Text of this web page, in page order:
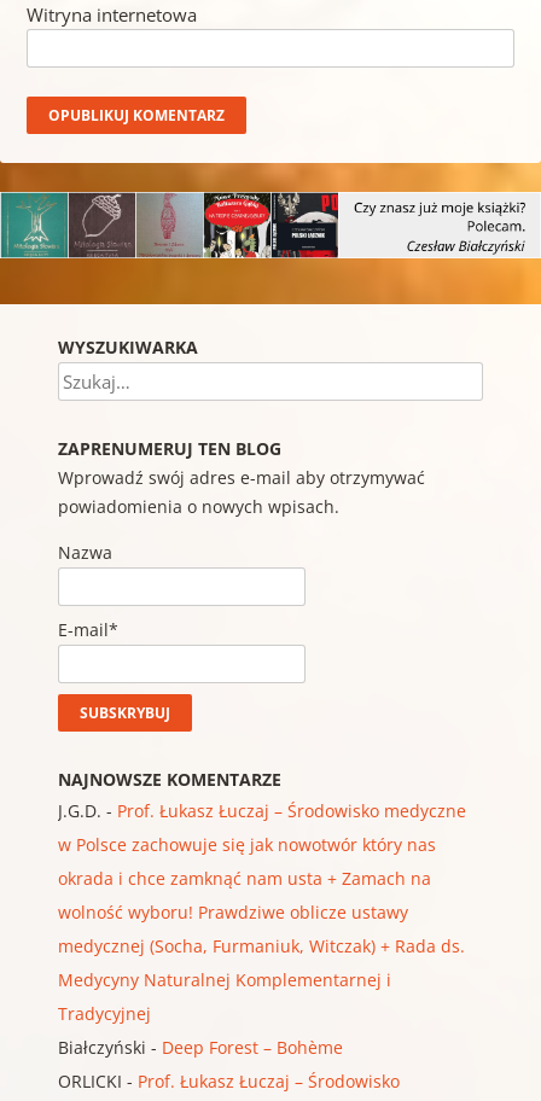
Witryna internetowa
WYSZUKIWARKA
Szukaj
ZAPRENUMERUJ TEN BLOG
Wprowadź swój adres e-mail aby otrzymywać
powiadomienia o nowych wpisach.
Nazwa
E-mail*
NAJNOWSZE KOMENTARZE
J.G.D. - Prof. Łukasz Łuczaj – Środowisko medyczne
w Polsce zachowuje się jak nowotwór który nas
okrada i chce zamknąć nam usta + Zamach na
wolność wyboru! Prawdziwe oblicze ustawy
medycznej (Socha, Furmaniuk, Witczak) + Rada ds.
Medycyny Naturalnej Komplementarnej i
Tradycyjnej
Białczyński - Deep Forest – Bohème
ORLICKI - Prof. Łukasz Łuczaj – Środowisko